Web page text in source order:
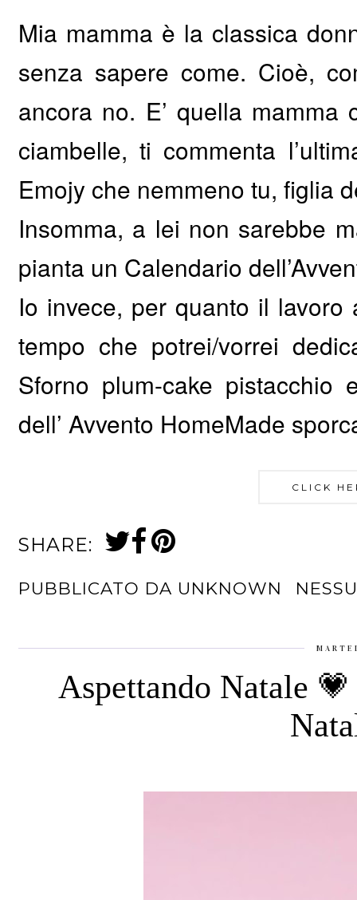
Mia mamma è la classica
senza sapere come. Cioè,
ancora no. E’ quella
ciambelle, ti commenta
Emojy che nemmeno tu, figlia
Insomma, a lei non sarebbe
pianta un Calendario
Io invece, per quanto il
tempo che potrei/vorrei
Sforno plum-cake pistacchio
dell’ Avvento HomeMade
CLICK
SHARE:
PUBBLICATO DA UNKNOWN
Aspettando Natale